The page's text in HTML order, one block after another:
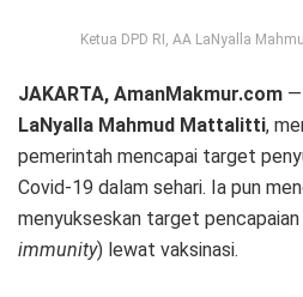
Ketua DPD RI, AA LaNyalla
JAKARTA, AmanMakmur.com —
LaNyalla Mahmud Mattalitti,
pemerintah mencapai target
Covid-19 dalam sehari. Ia pun
menyukseskan target
immunity) lewat vaksinasi.